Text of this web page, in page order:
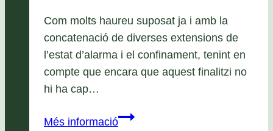
Com molts haureu suposat ja i amb la
concatenació de diverses extensions de
l’estat d’alarma i el confinament, tenint en
compte que encara que aquest finalitzi no
hi ha cap…
Més informacióAjornada